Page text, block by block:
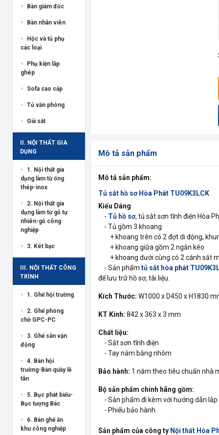
Bàn giám đốc
Bàn nhân viên
Hộc và tủ phụ
các loại
Phụ kiện lắp
ghép
Sofa cao cấp
Tủ văn phòng
Giá sắt
II. NỘI THẤT GIA
DỤNG
1. Nội thất gia
dụng làm từ ống
thép-inox
2. Nội thất gia
dụng làm từ gỗ tự
nhiên-gỗ công
nghiệp
3. Két bạc
III. NỘI THẤT CÔNG
TRÌNH
1. Ghế hội trường
2. Ghế phòng
chờ GPC-PC
3. Ghế sân vận
động
4. Bàn hội
trường-Bàn quầy lễ
tân
5. Bục phát biểu-
Bục tượng Bác
6. Bàn ghế ăn
khu công nghiệp
Mô tả sản phẩm
Mô tả sản phẩm:
Tủ sắt hồ sơ Hòa Phát TU09K3LCK
Kiểu Dáng
- Tủ hồ sơ, tủ sắt sơn tĩnh điện Hòa
- Tủ gồm 3 khoang
+ khoang trên có 2 đợt di động,
+ khoang giữa gồm 2 ngăn kéo
+ khoang dưới cùng có 2 cánh sắt
- Sản phẩm tủ sắt hòa phát
để lưu trữ hồ sơ, tài liệu.
Kích Thước: W1000 x D450 x H1830
KT Kính: 842 x 363 x 3 mm
Chất liệu:
- Sắt sơn tĩnh điện
- Tay nắm bằng nhôm
Bảo hành: 1 năm theo tiêu chuẩn nhà
Bộ sản phẩm chính hãng gồm:
- Sản phẩm đi kèm với hướng dẫn lắp
- Phiếu bảo hành
Sản phẩm của công ty Nội thất Hòa